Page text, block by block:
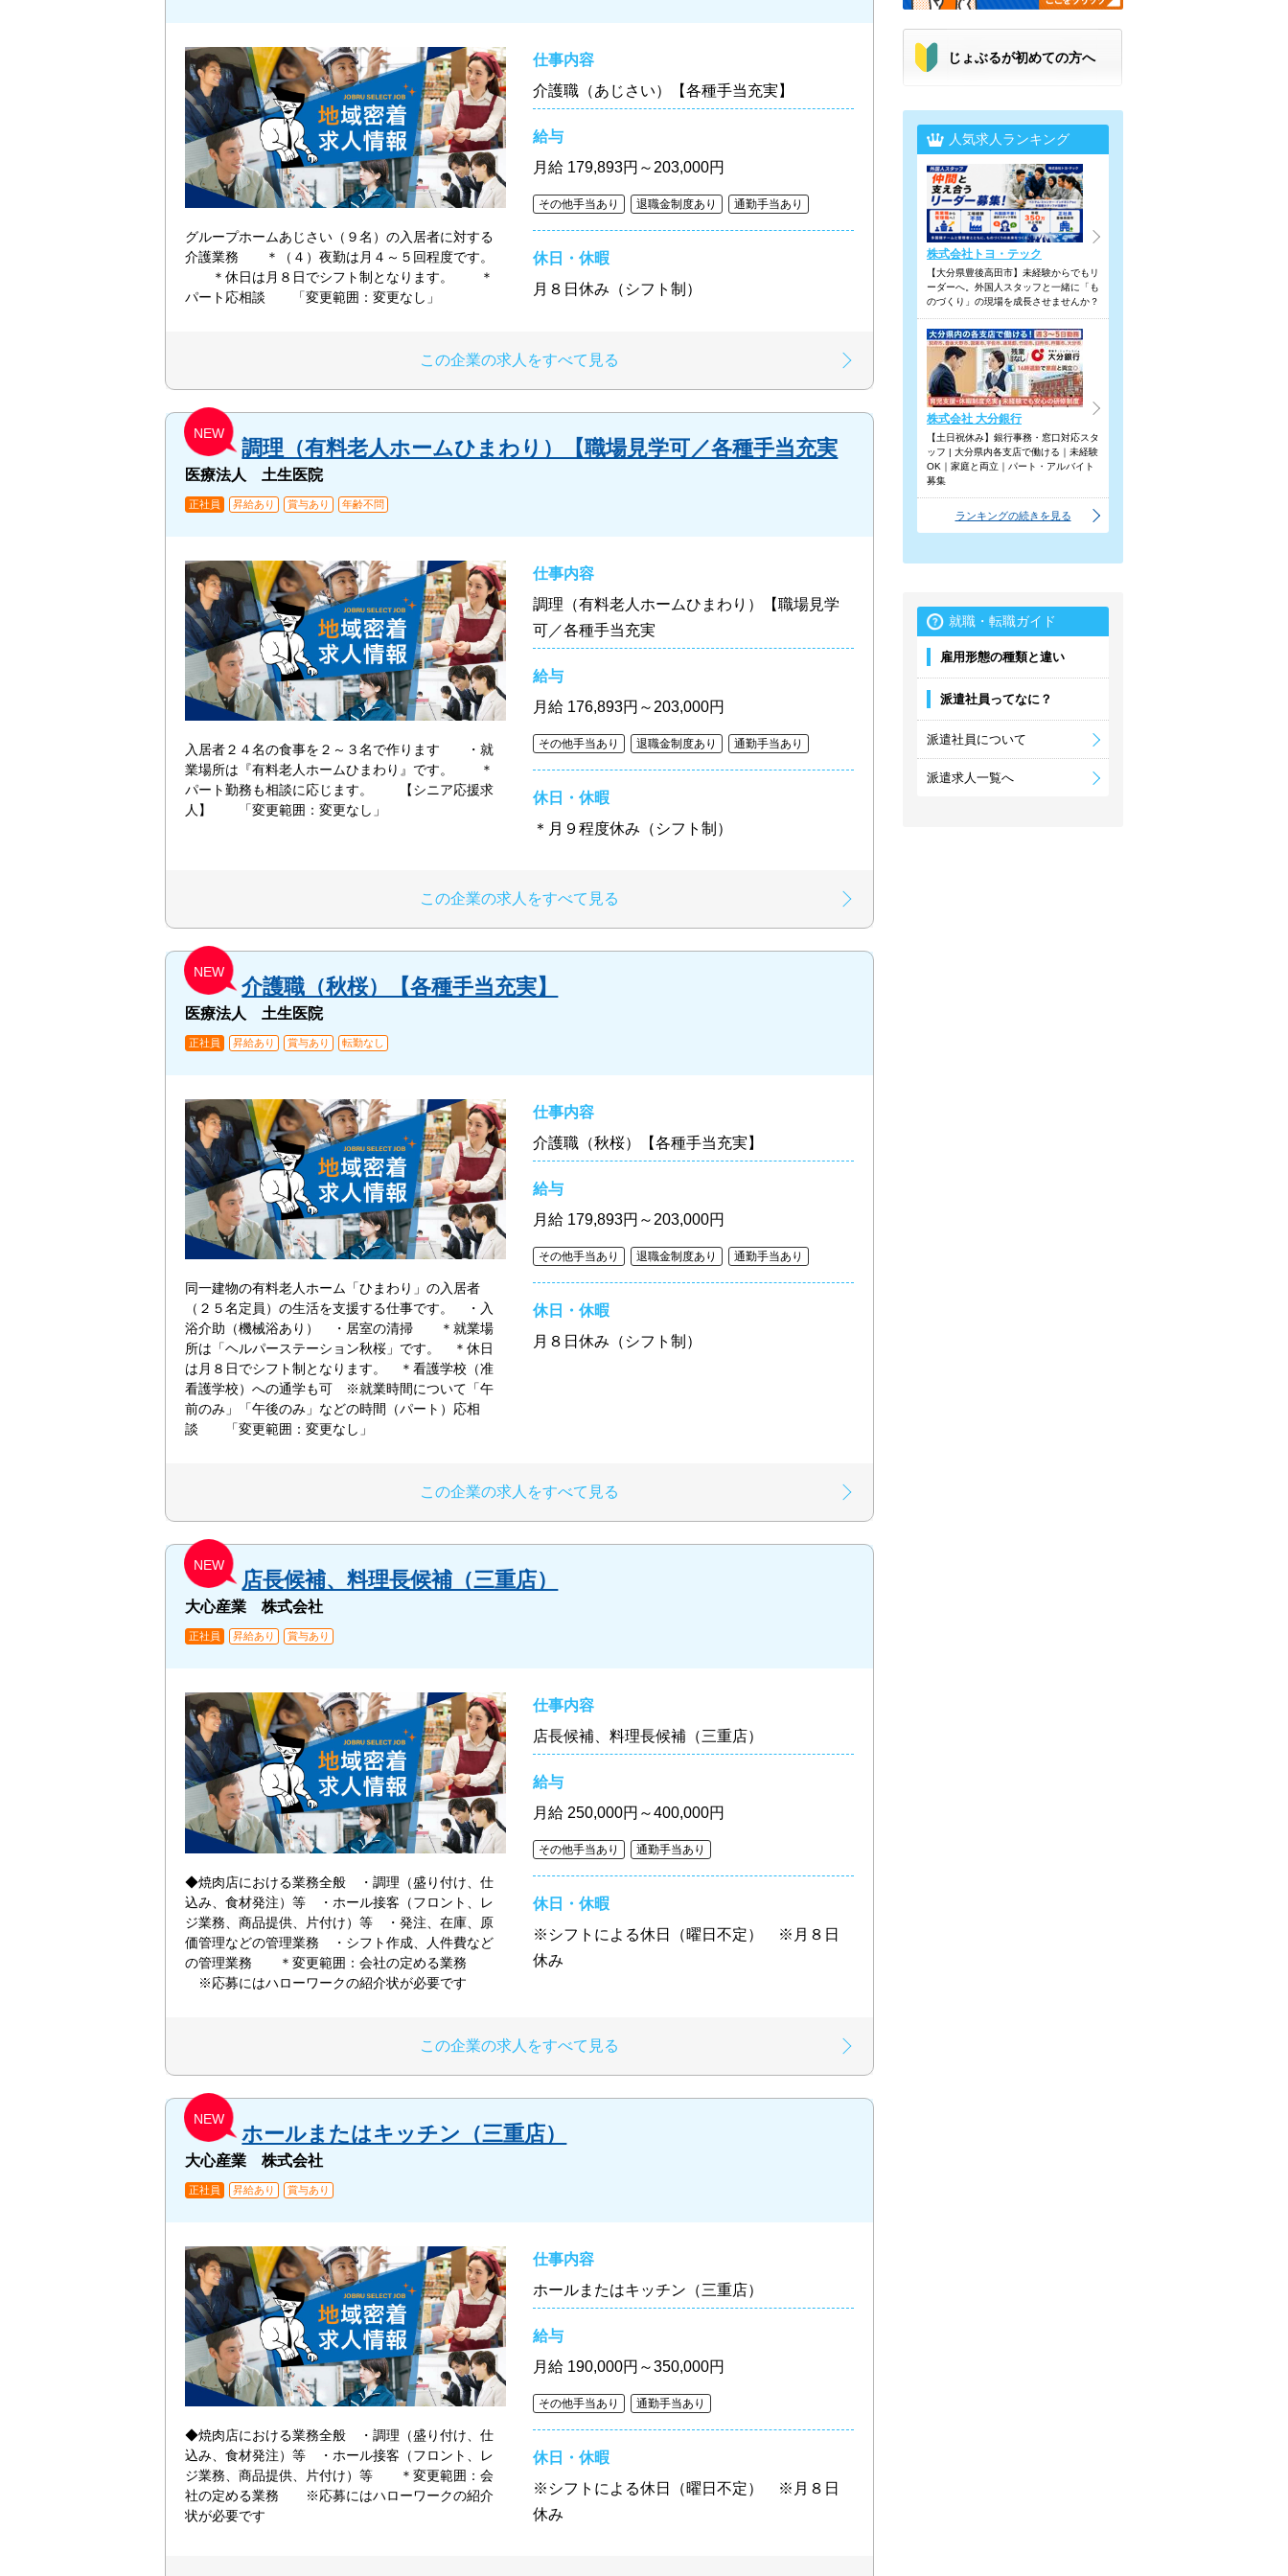
グループホームあじさい（９名）の入居者に対する
介護業務 ＊（４）夜勤は月４～５回程度です。
＊休日は月８日でシフト制となります。 ＊
パート応相談 「変更範囲：変更なし」
仕事内容
介護職（あじさい）【各種手当充実】
給与
月給 179,893円～203,000円
その他手当あり 退職金制度あり 通勤手当あり
休日・休暇
月８日休み（シフト制）
この企業の求人をすべて見る
NEW
調理（有料老人ホームひまわり）【職場見学可／各種手当充実
医療法人 土生医院
正社員 昇給あり 賞与あり 年齢不問
入居者２４名の食事を２～３名で作ります ・就
業場所は『有料老人ホームひまわり』です。 ＊
パート勤務も相談に応じます。 【シニア応援求
人】 「変更範囲：変更なし」
仕事内容
調理（有料老人ホームひまわり）【職場見学
可／各種手当充実
給与
月給 176,893円～203,000円
その他手当あり 退職金制度あり 通勤手当あり
休日・休暇
＊月９程度休み（シフト制）
この企業の求人をすべて見る
NEW
介護職（秋桜）【各種手当充実】
医療法人 土生医院
正社員 昇給あり 賞与あり 転勤なし
同一建物の有料老人ホーム「ひまわり」の入居者
（２５名定員）の生活を支援する仕事です。 ・入
浴介助（機械浴あり） ・居室の清掃 ＊就業場
所は「ヘルパーステーション秋桜」です。 ＊休日
は月８日でシフト制となります。 ＊看護学校（准
看護学校）への通学も可 ※就業時間について「午
前のみ」「午後のみ」などの時間（パート）応相
談 「変更範囲：変更なし」
仕事内容
介護職（秋桜）【各種手当充実】
給与
月給 179,893円～203,000円
その他手当あり 退職金制度あり 通勤手当あり
休日・休暇
月８日休み（シフト制）
この企業の求人をすべて見る
NEW
店長候補、料理長候補（三重店）
大心産業 株式会社
正社員 昇給あり 賞与あり
◆焼肉店における業務全般 ・調理（盛り付け、仕
込み、食材発注）等 ・ホール接客（フロント、レ
ジ業務、商品提供、片付け）等 ・発注、在庫、原
価管理などの管理業務 ・シフト作成、人件費など
の管理業務 ＊変更範囲：会社の定める業務
※応募にはハローワークの紹介状が必要です
仕事内容
店長候補、料理長候補（三重店）
給与
月給 250,000円～400,000円
その他手当あり 通勤手当あり
休日・休暇
※シフトによる休日（曜日不定） ※月８日
休み
この企業の求人をすべて見る
NEW
ホールまたはキッチン（三重店）
大心産業 株式会社
正社員 昇給あり 賞与あり
◆焼肉店における業務全般 ・調理（盛り付け、仕
込み、食材発注）等 ・ホール接客（フロント、レ
ジ業務、商品提供、片付け）等 ＊変更範囲：会
社の定める業務 ※応募にはハローワークの紹介
状が必要です
仕事内容
ホールまたはキッチン（三重店）
給与
月給 190,000円～350,000円
その他手当あり 通勤手当あり
休日・休暇
※シフトによる休日（曜日不定） ※月８日
休み
じょぶるが初めての方へ
人気求人ランキング
株式会社トヨ・テック
【大分県豊後高田市】未経験からでもリ
ーダーへ。外国人スタッフと一緒に「も
のづくり」の現場を成長させませんか？
株式会社 大分銀行
【土日祝休み】銀行事務・窓口対応スタ
ッフ | 大分県内各支店で働ける｜未経験
OK｜家庭と両立｜パート・アルバイト
募集
ランキングの続きを見る
就職・転職ガイド
雇用形態の種類と違い
派遣社員ってなに？
派遣社員について
派遣求人一覧へ